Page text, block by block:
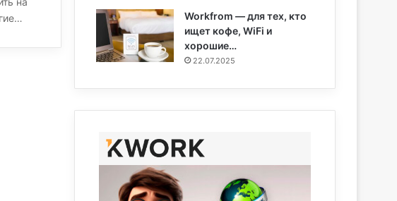
Workfrom — для тех, кто
ищет кофе, WiFi и
хорошие…
22.07.2025